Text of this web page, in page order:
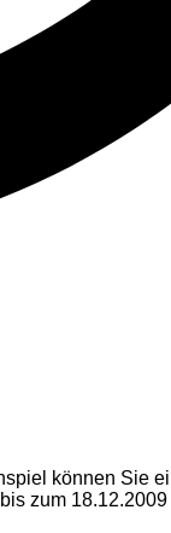
können Sie
zum